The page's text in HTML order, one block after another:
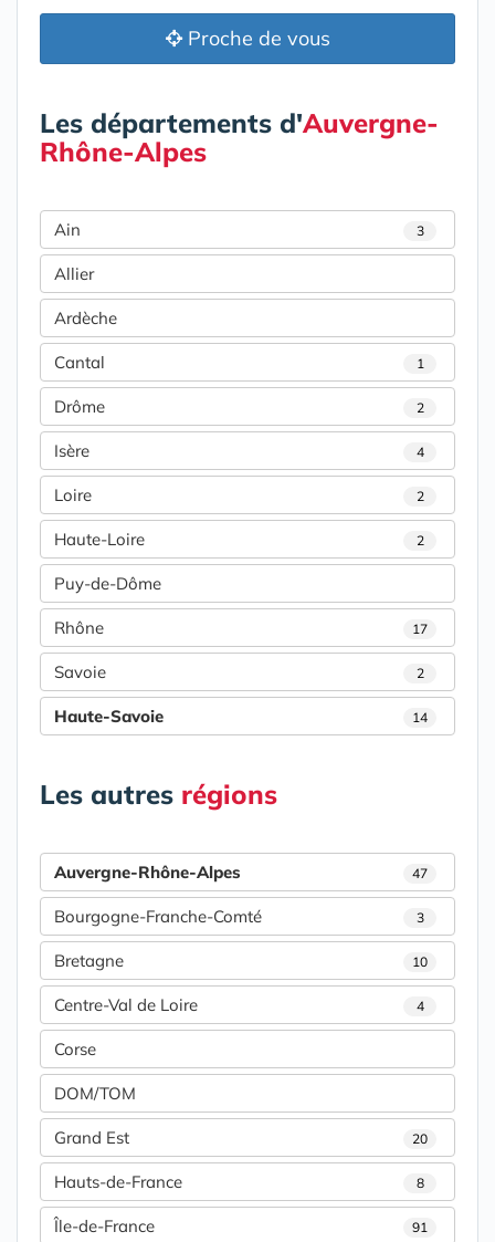
Proche de vous
Les départements d'Auvergne-
Rhône-Alpes
Ain 3
Allier
Ardèche
Cantal 1
Drôme 2
Isère 4
Loire 2
Haute-Loire 2
Puy-de-Dôme
Rhône 17
Savoie 2
Haute-Savoie 14
Les autres régions
Auvergne-Rhône-Alpes 47
Bourgogne-Franche-Comté 3
Bretagne 10
Centre-Val de Loire 4
Corse
DOM/TOM
Grand Est 20
Hauts-de-France 8
Île-de-France 91